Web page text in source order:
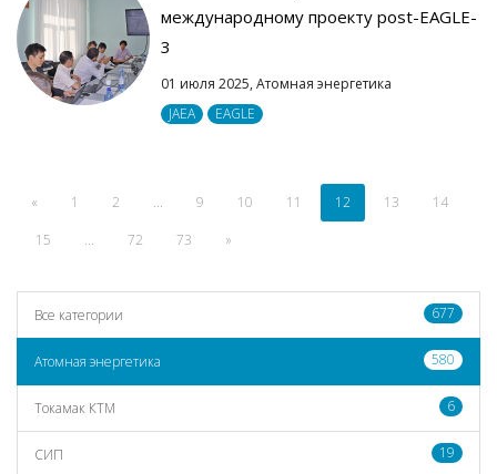
международному проекту post-EAGLE-
3
01 июля 2025, Атомная энергетика
JAEA
EAGLE
« 1 2 ... 9 10 11 12 13
14
15
... 72 73 »
Все категории 677
Атомная энергетика 580
Токамак КТМ 6
СИП 19